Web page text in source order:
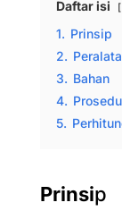
Daftar isi
1. Prinsip
2.
3. Bahan
4.
5.
Prinsip